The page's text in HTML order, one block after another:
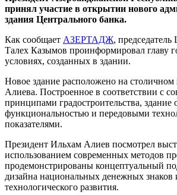
принял участие в открытии нового
здания Центрального банка.
Как сообщает АЗЕРТАДЖ, председатель
Талех Казымов проинформировал главу
условиях, созданных в здании.
Новое здание расположено на столичном
Алиева. Построенное в соответствии с
принципами градостроительства, здание
функциональностью и передовыми
показателями.
Президент Ильхам Алиев посмотрел
использованием современных методов
продемонстрированы концептуальный
дизайна национальных денежных знаков
технологического развития.